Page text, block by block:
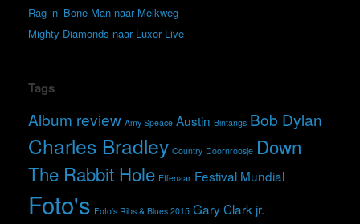
Rag ‘n’ Bone Man naar Melkweg
Mighty Diamonds naar Luxor Live
Tags
Album review Amy Speace Austin Bintangs Bob Dylan
Charles Bradley Country Doornroosje Down
The Rabbit Hole Effenaar Festival Mundial
Foto's Foto's Ribs & Blues 2015 Gary Clark jr.